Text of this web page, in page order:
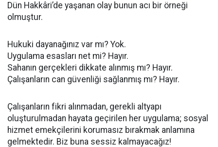
Dün Hakkâri’de yaşanan olay bunun acı bir örneği
olmuştur.
Hukuki dayanağınız var mı? Yok.
Uygulama esasları net mi? Hayır.
Sahanın gerçekleri dikkate alınmış mı? Hayır.
Çalışanların can güvenliği sağlanmış mı? Hayır.
Çalışanların fikri alınmadan, gerekli altyapı
oluşturulmadan hayata geçirilen her uygulama; sosyal
hizmet emekçilerini korumasız bırakmak anlamına
gelmektedir. Biz buna sessiz kalmayacağız!